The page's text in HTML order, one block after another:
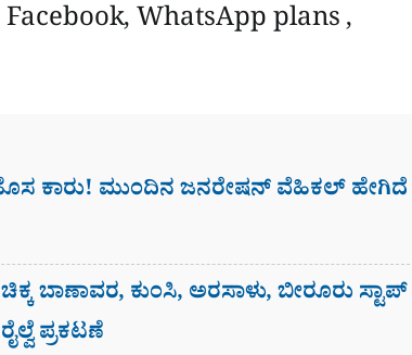
WhatsApp plans ,
ಹೊಸ ಕಾರು! ಮುಂದಿನ ಜನರೇಷನ್​ ವೆಹಿಕಲ್ ಹೇಗಿದೆ
ಬಾಣಾವರ, ಕುಂಸಿ, ಅರಸಾಳು, ಬೀರೂರು ಸ್ಟಾಪ್​
ಪ್ರಕಟಣೆ